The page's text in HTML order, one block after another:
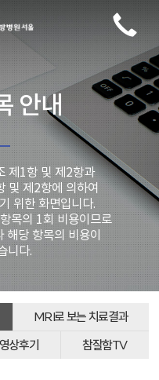
안내
제1항 및 제2항과
및 제2항에 의하여
위한 화면입니다.
목의 1회 비용이므로
해당 항목의 비용이
니다.
MRI로 보는 치료결과
상후기 참잘함TV